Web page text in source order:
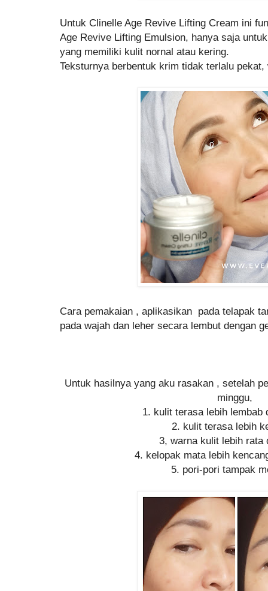
Untuk Clinelle Age Revive Lifting Cream ini
Age Revive Lifting Emulsion, hanya saja
yang memiliki kulit nornal atau kering.
Teksturnya berbentuk krim tidak terlalu
Cara pemakaian , aplikasikan pada telapak
pada wajah dan leher secara lembut dengan
Untuk hasilnya yang aku rasakan , setelah
minggu,
1. kulit terasa lebih
2. kulit terasa lebih
3, warna kulit lebih rata
4. kelopak mata lebih
5. pori-pori tampak